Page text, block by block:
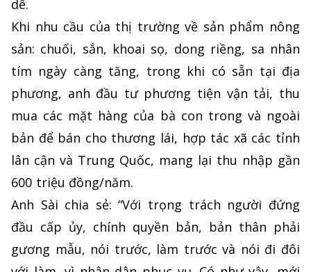
dê.
Khi nhu cầu của thị trường về sản phẩm nông
sản: chuối, sắn, khoai sọ, dong riềng, sa nhân
tím ngày càng tăng, trong khi có sẵn tại địa
phương, anh đầu tư phương tiện vận tải, thu
mua các mặt hàng của bà con trong và ngoài
bản để bán cho thương lái, hợp tác xã các tỉnh
lân cận và Trung Quốc, mang lại thu nhập gần
600 triệu đồng/năm.
Anh Sài chia sẻ: “Với trọng trách người đứng
đầu cấp ủy, chính quyền bản, bản thân phải
gương mẫu, nói trước, làm trước và nói đi đôi